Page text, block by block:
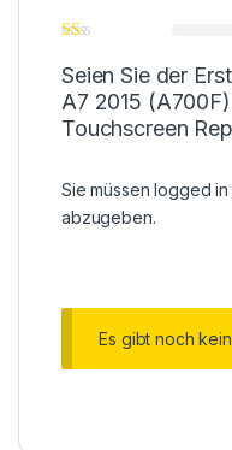
Seien Sie der
A7 2015
Touchscreen
Sie müssenlogged in
abzugeben.
Es gibt noch